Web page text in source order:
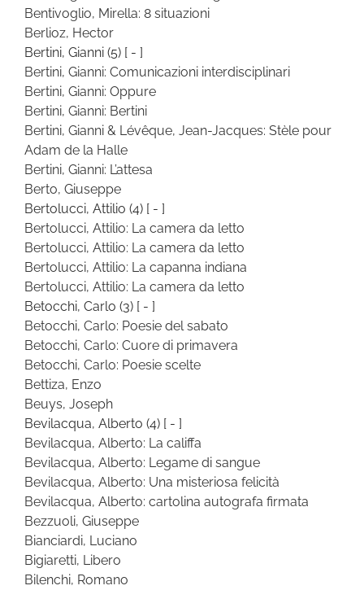
Bentivoglio, Mirella: 8 situazioni
Berlioz, Hector
Bertini, Gianni (5) [ - ]
Bertini, Gianni: Comunicazioni interdisciplinari
Bertini, Gianni: Oppure
Bertini, Gianni: Bertini
Bertini, Gianni & Lévêque, Jean-Jacques: Stèle pour
Adam de la Halle
Bertini, Gianni: L’attesa
Berto, Giuseppe
Bertolucci, Attilio (4) [ - ]
Bertolucci, Attilio: La camera da letto
Bertolucci, Attilio: La camera da letto
Bertolucci, Attilio: La capanna indiana
Bertolucci, Attilio: La camera da letto
Betocchi, Carlo (3) [ - ]
Betocchi, Carlo: Poesie del sabato
Betocchi, Carlo: Cuore di primavera
Betocchi, Carlo: Poesie scelte
Bettiza, Enzo
Beuys, Joseph
Bevilacqua, Alberto (4) [ - ]
Bevilacqua, Alberto: La califfa
Bevilacqua, Alberto: Legame di sangue
Bevilacqua, Alberto: Una misteriosa felicità
Bevilacqua, Alberto: cartolina autografa firmata
Bezzuoli, Giuseppe
Bianciardi, Luciano
Bigiaretti, Libero
Bilenchi, Romano